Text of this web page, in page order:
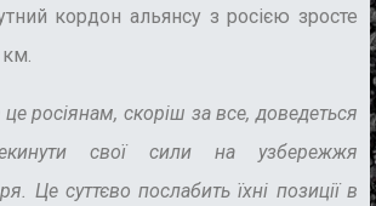
кордон альянсу з росією зросте
км.
росіянам, скоріш за все, доведеться
свої сили на узбережжя
Це суттєво послабить їхні позиції в